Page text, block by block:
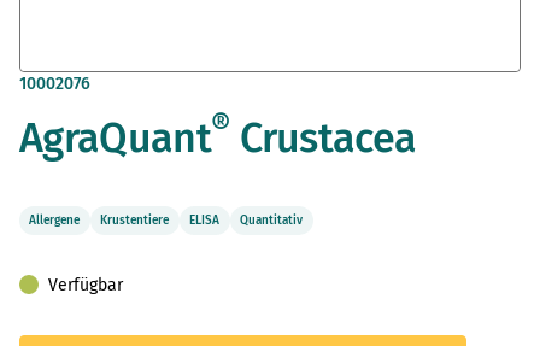
Zum
der
Bildergalerie
10002076
AgraQuant® Crustacea
Allergene Krustentiere ELISA Quantitativ
Verfügbar